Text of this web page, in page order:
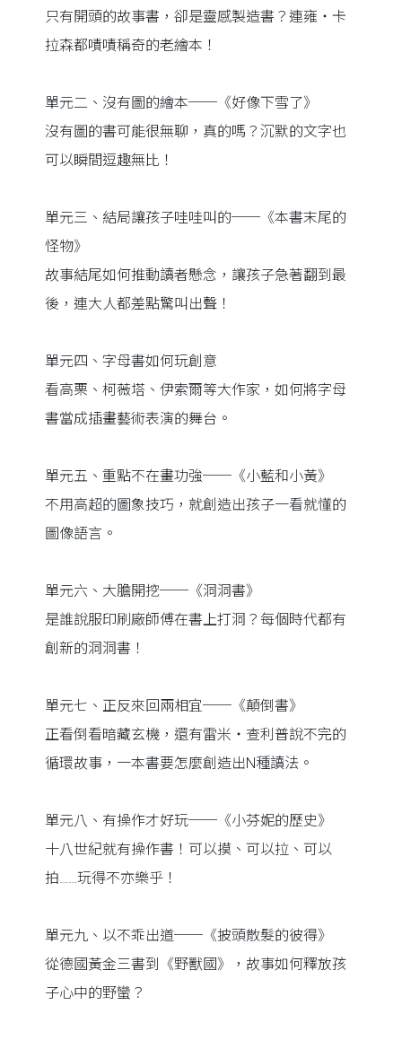
只有開頭的故事書，卻是靈感製造書？連雍‧卡
拉森都嘖嘖稱奇的老繪本！
單元二、沒有圖的繪本──《好像下雪了》
沒有圖的書可能很無聊，真的嗎？沉默的文字也
可以瞬間逗趣無比！
單元三、結局讓孩子哇哇叫的──《本書末尾的
怪物》
故事結尾如何推動讀者懸念，讓孩子急著翻到最
後，連大人都差點驚叫出聲！
單元四、字母書如何玩創意
看高栗、柯薇塔、伊索爾等大作家，如何將字母
書當成插畫藝術表演的舞台。
單元五、重點不在畫功強──《小藍和小黃》
不用高超的圖象技巧，就創造出孩子一看就懂的
圖像語言。
單元六、大膽開挖──《洞洞書》
是誰說服印刷廠師傅在書上打洞？每個時代都有
創新的洞洞書！
單元七、正反來回兩相宜──《顛倒書》
正看倒看暗藏玄機，還有雷米‧查利普說不完的
循環故事，一本書要怎麼創造出N種讀法。
單元八、有操作才好玩──《小芬妮的歷史》
十八世紀就有操作書！可以摸、可以拉、可以
拍……玩得不亦樂乎！
單元九、以不乖出道──《披頭散髮的彼得》
從德國黃金三書到《野獸國》，故事如何釋放孩
子心中的野蠻？